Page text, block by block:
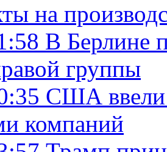
на
В Берлине
группы
США ввели
компаний